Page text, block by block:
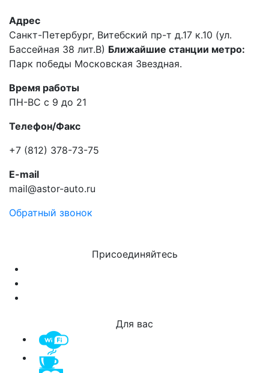
Адрес
Санкт-Петербург, Витебский пр-т д.17 к.10 (ул.
Бассейная 38 лит.В) Ближайшие станции метро:
Парк победы Московская Звездная.
Время работы
ПН-ВС с 9 до 21
Телефон/Факс
+7 (812) 378-73-75
E-mail
mail@astor-auto.ru
Обратный звонок
Присоединяйтесь
Для вас